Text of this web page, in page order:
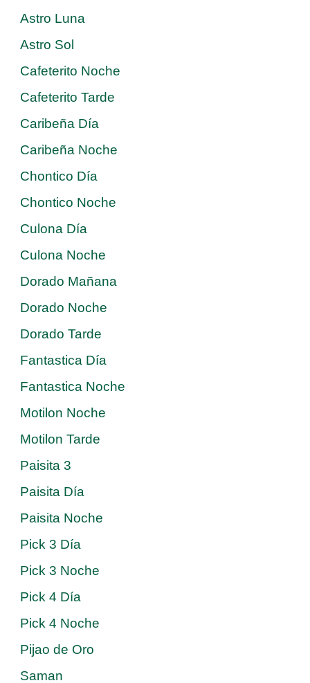
Astro Luna
Astro Sol
Cafeterito Noche
Cafeterito Tarde
Caribeña Día
Caribeña Noche
Chontico Día
Chontico Noche
Culona Día
Culona Noche
Dorado Mañana
Dorado Noche
Dorado Tarde
Fantastica Día
Fantastica Noche
Motilon Noche
Motilon Tarde
Paisita 3
Paisita Día
Paisita Noche
Pick 3 Día
Pick 3 Noche
Pick 4 Día
Pick 4 Noche
Pijao de Oro
Saman